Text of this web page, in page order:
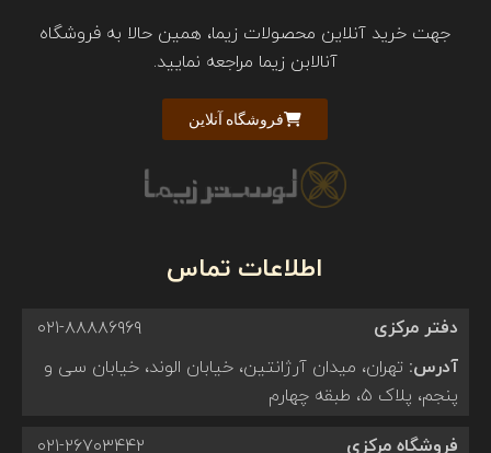
جهت خرید آنلاین محصولات زیما، همین حالا به فروشگاه
آنالابن زیما مراجعه نمایید.
فروشگاه آنلاین
اطلاعات تماس
دفتر مرکزی
۰۲۱-۸۸۸۸۶۹۶۹
آدرس: تهران، میدان آرژانتین، خیابان الوند، خیابان سی و
پنجم، پلاک ۵، طبقه چهارم
فروشگاه مرکزی ۰۲۱-۲۶۷۰۳۴۴۲